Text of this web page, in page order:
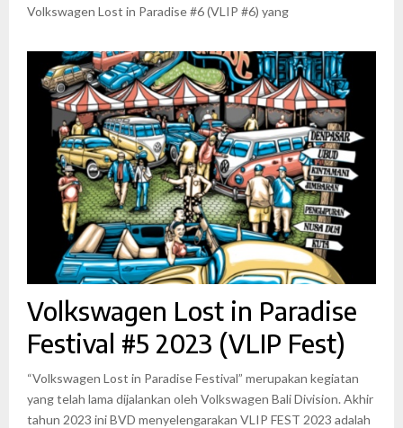
Volkswagen Lost in Paradise #6 (VLIP #6) yang
Volkswagen Lost in Paradise
Festival #5 2023 (VLIP Fest)
“Volkswagen Lost in Paradise Festival” merupakan kegiatan
yang telah lama dijalankan oleh Volkswagen Bali Division. Akhir
tahun 2023 ini BVD menyelengarakan VLIP FEST 2023 adalah